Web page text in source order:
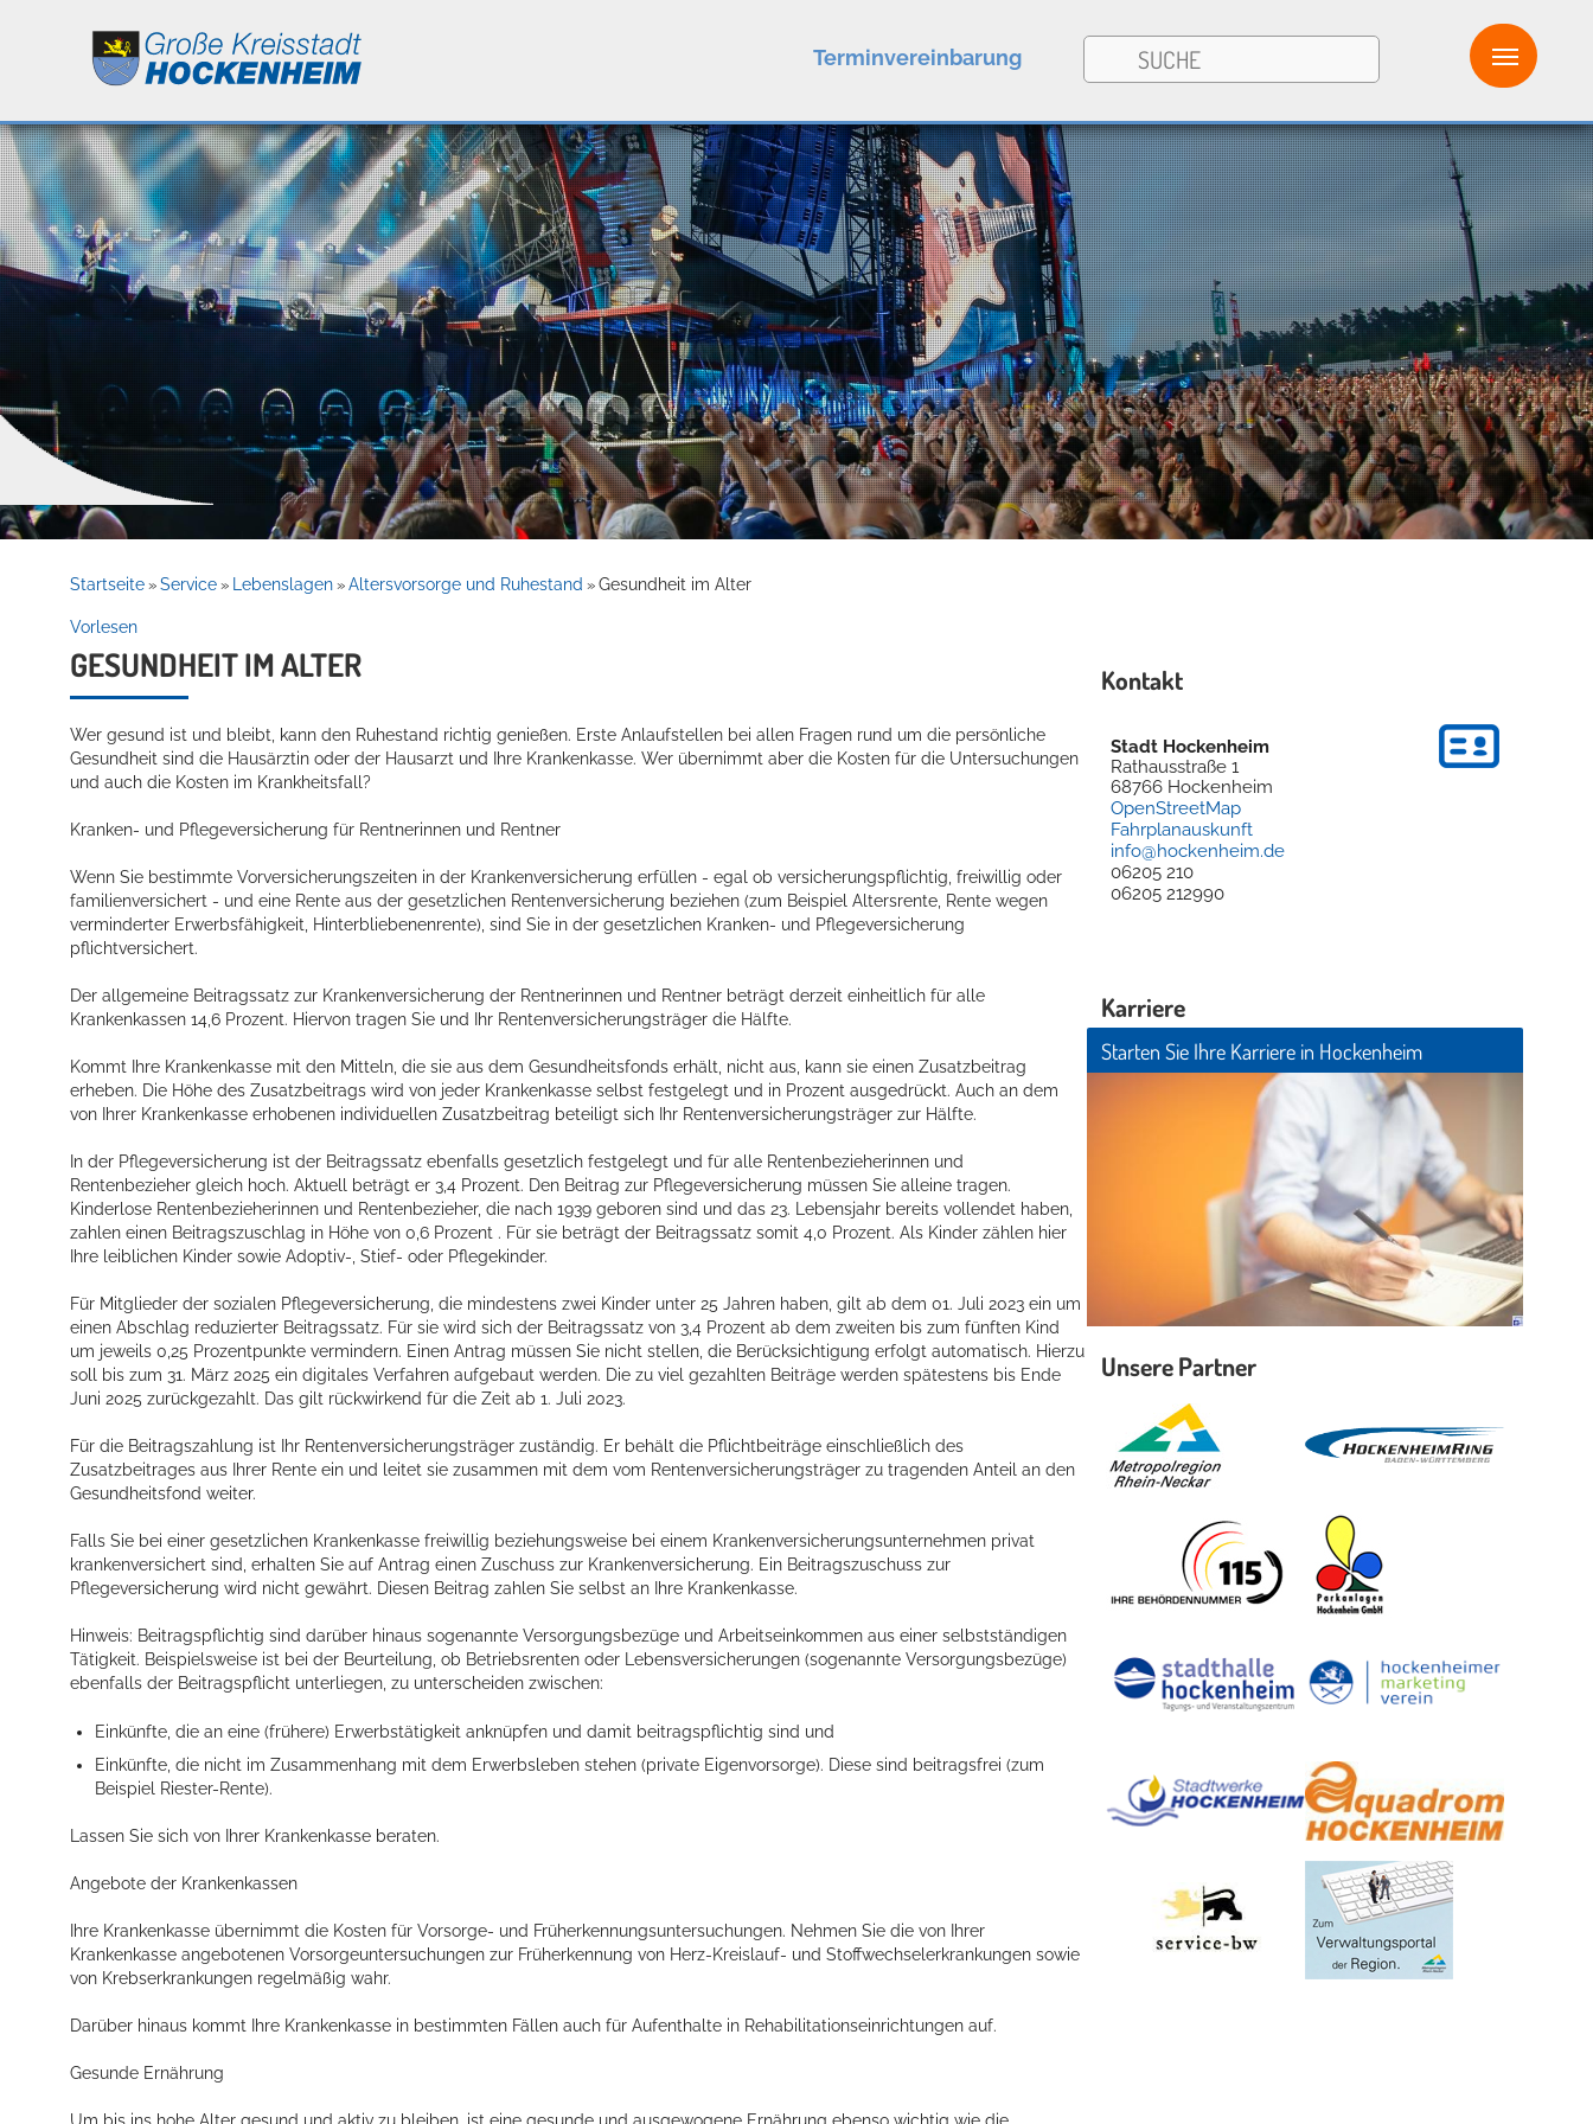
Leben
Kultur
Service
Terminvereinbarung
Willkommen in Hockenheim
Konzerte, Tagungen und vieles mehr
Die Stadthalle Hockenheim bietet den perfekten Standort für Events aller Art!
mehr dazu...
Startseite » Service » Lebenslagen » Altersvorsorge und Ruhestand » Gesundheit im Alter
Vorlesen
GESUNDHEIT IM ALTER
Wer gesund ist und bleibt, kann den Ruhestand richtig genießen. Erste Anlaufstellen bei allen Fragen rund um die persönliche
Gesundheit sind die Hausärztin oder der Hausarzt und Ihre Krankenkasse. Wer übernimmt aber die Kosten für die Untersuchungen
und auch die Kosten im Krankheitsfall?
Kranken- und Pflegeversicherung für Rentnerinnen und Rentner
Wenn Sie bestimmte Vorversicherungszeiten in der Krankenversicherung erfüllen - egal ob versicherungspflichtig, freiwillig oder
familienversichert - und eine Rente aus der gesetzlichen Rentenversicherung beziehen (zum Beispiel Altersrente, Rente wegen
verminderter Erwerbsfähigkeit, Hinterbliebenenrente), sind Sie in der gesetzlichen Kranken- und Pflegeversicherung
pflichtversichert.
Der allgemeine Beitragssatz zur Krankenversicherung der Rentnerinnen und Rentner beträgt derzeit einheitlich für alle
Krankenkassen 14,6 Prozent. Hiervon tragen Sie und Ihr Rentenversicherungsträger die Hälfte.
Kommt Ihre Krankenkasse mit den Mitteln, die sie aus dem Gesundheitsfonds erhält, nicht aus, kann sie einen Zusatzbeitrag
erheben. Die Höhe des Zusatzbeitrags wird von jeder Krankenkasse selbst festgelegt und in Prozent ausgedrückt. Auch an dem
von Ihrer Krankenkasse erhobenen individuellen Zusatzbeitrag beteiligt sich Ihr Rentenversicherungsträger zur Hälfte.
In der Pflegeversicherung ist der Beitragssatz ebenfalls gesetzlich festgelegt und für alle Rentenbezieherinnen und
Rentenbezieher gleich hoch. Aktuell beträgt er 3,4 Prozent. Den Beitrag zur Pflegeversicherung müssen Sie alleine tragen.
Kinderlose Rentenbezieherinnen und Rentenbezieher, die nach 1939 geboren sind und das 23. Lebensjahr bereits vollendet haben,
zahlen einen Beitragszuschlag in Höhe von 0,6 Prozent . Für sie beträgt der Beitragssatz somit 4,0 Prozent. Als Kinder zählen hier
Ihre leiblichen Kinder sowie Adoptiv-, Stief- oder Pflegekinder.
Für Mitglieder der sozialen Pflegeversicherung, die mindestens zwei Kinder unter 25 Jahren haben, gilt ab dem 01. Juli 2023 ein um
einen Abschlag reduzierter Beitragssatz. Für sie wird sich der Beitragssatz von 3,4 Prozent ab dem zweiten bis zum fünften Kind
um jeweils 0,25 Prozentpunkte vermindern. Einen Antrag müssen Sie nicht stellen, die Berücksichtigung erfolgt automatisch. Hierzu
soll bis zum 31. März 2025 ein digitales Verfahren aufgebaut werden. Die zu viel gezahlten Beiträge werden spätestens bis Ende
Juni 2025 zurückgezahlt. Das gilt rückwirkend für die Zeit ab 1. Juli 2023.
Für die Beitragszahlung ist Ihr Rentenversicherungsträger zuständig. Er behält die Pflichtbeiträge einschließlich des
Zusatzbeitrages aus Ihrer Rente ein und leitet sie zusammen mit dem vom Rentenversicherungsträger zu tragenden Anteil an den
Gesundheitsfond weiter.
Falls Sie bei einer gesetzlichen Krankenkasse freiwillig beziehungsweise bei einem Krankenversicherungsunternehmen privat
krankenversichert sind, erhalten Sie auf Antrag einen Zuschuss zur Krankenversicherung. Ein Beitragszuschuss zur
Pflegeversicherung wird nicht gewährt. Diesen Beitrag zahlen Sie selbst an Ihre Krankenkasse.
Hinweis: Beitragspflichtig sind darüber hinaus sogenannte Versorgungsbezüge und Arbeitseinkommen aus einer selbstständigen
Tätigkeit. Beispielsweise ist bei der Beurteilung, ob Betriebsrenten oder Lebensversicherungen (sogenannte Versorgungsbezüge)
ebenfalls der Beitragspflicht unterliegen, zu unterscheiden zwischen:
Einkünfte, die an eine (frühere) Erwerbstätigkeit anknüpfen und damit beitragspflichtig sind und
Einkünfte, die nicht im Zusammenhang mit dem Erwerbsleben stehen (private Eigenvorsorge). Diese sind beitragsfrei (zum
Beispiel Riester-Rente).
Lassen Sie sich von Ihrer Krankenkasse beraten.
Angebote der Krankenkassen
Ihre Krankenkasse übernimmt die Kosten für Vorsorge- und Früherkennungsuntersuchungen. Nehmen Sie die von Ihrer
Krankenkasse angebotenen Vorsorgeuntersuchungen zur Früherkennung von Herz-Kreislauf- und Stoffwechselerkrankungen sowie
von Krebserkrankungen regelmäßig wahr.
Darüber hinaus kommt Ihre Krankenkasse in bestimmten Fällen auch für Aufenthalte in Rehabilitationseinrichtungen auf.
Gesunde Ernährung
Um bis ins hohe Alter gesund und aktiv zu bleiben, ist eine gesunde und ausgewogene Ernährung ebenso wichtig wie die
Kontakt
Stadt Hockenheim
Rathausstraße 1
68766 Hockenheim
OpenStreetMap
Fahrplanauskunft
info@hockenheim.de
06205 210
06205 212990
Karriere
Starten Sie Ihre Karriere in Hockenheim
Unsere Partner